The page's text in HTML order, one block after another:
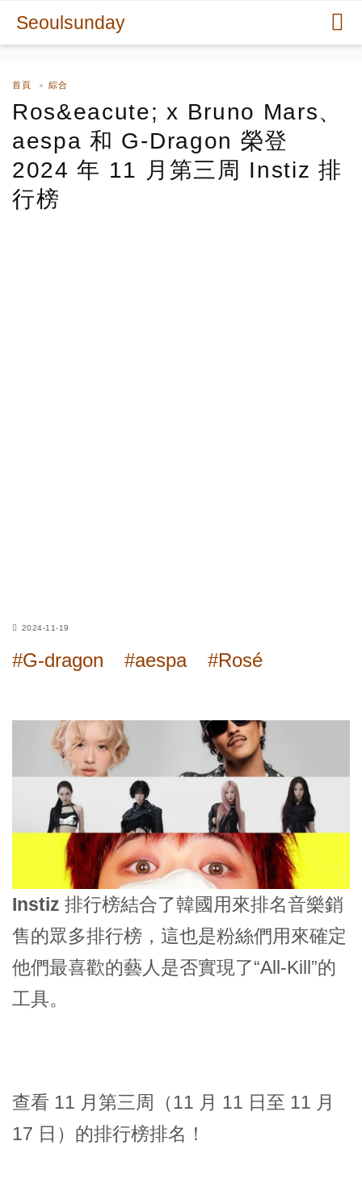
Seoulsunday
首頁 綜合
Ros&eacute; x Bruno Mars、
aespa 和 G-Dragon 榮登
2024 年 11 月第三周 Instiz 排
行榜
2024-11-19
#G-dragon #aespa #Rosé
Instiz 排行榜結合了韓國用來排名音樂銷
售的眾多排行榜，這也是粉絲們用來確定
他們最喜歡的藝人是否實現了“All-Kill”的
工具。
查看 11 月第三周（11 月 11 日至 11 月
17 日）的排行榜排名！